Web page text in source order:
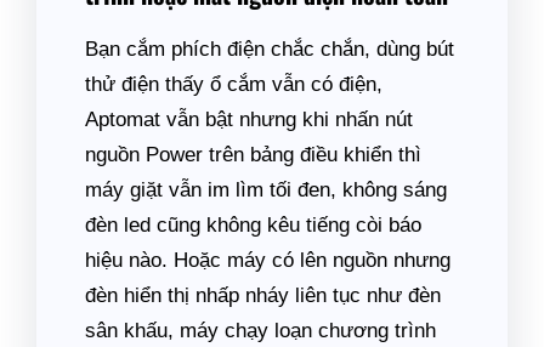
Bạn cắm phích điện chắc chắn, dùng bút
thử điện thấy ổ cắm vẫn có điện,
Aptomat vẫn bật nhưng khi nhấn nút
nguồn Power trên bảng điều khiển thì
máy giặt vẫn im lìm tối đen, không sáng
đèn led cũng không kêu tiếng còi báo
hiệu nào. Hoặc máy có lên nguồn nhưng
đèn hiển thị nhấp nháy liên tục như đèn
sân khấu, máy chạy loạn chương trình